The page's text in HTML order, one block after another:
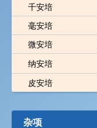
千安培
毫安培
微安培
纳安培
皮安培
杂项